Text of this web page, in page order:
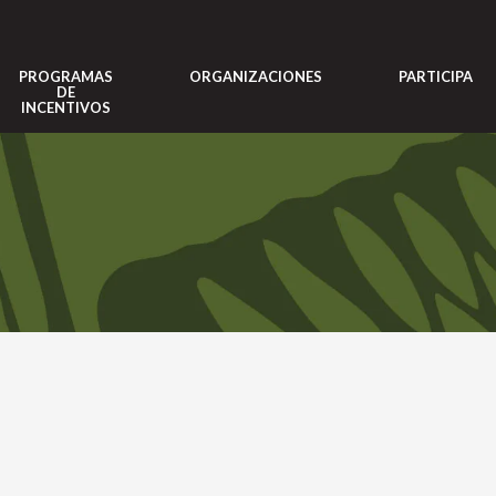
PROGRAMAS
DE
INCENTIVOS
ORGANIZACIONES PARTICIPA